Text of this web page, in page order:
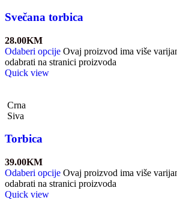
Svečana torbica
28.00KM
Odaberi opcije Ovaj proizvod ima više
odabrati na stranici proizvoda
Quick view
Crna
Siva
Torbica
39.00KM
Odaberi opcije Ovaj proizvod ima više
odabrati na stranici proizvoda
Quick view